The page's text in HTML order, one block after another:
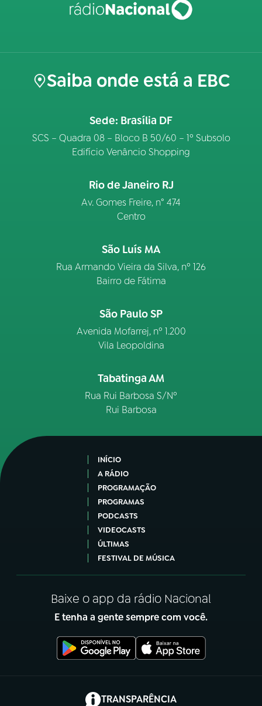
Saiba onde está a EBC
Sede: Brasília DF
SCS – Quadra 08 – Bloco B 50/60 – 1º Subsolo
Edifício Venâncio Shopping
Rio de Janeiro RJ
Av. Gomes Freire, n° 474
Centro
São Luís MA
Rua Armando Vieira da Silva, nº 126
Bairro de Fátima
São Paulo SP
Avenida Mofarrej, nº 1.200
Vila Leopoldina
Tabatinga AM
Rua Rui Barbosa S/Nº
Rui Barbosa
INÍCIO
A RÁDIO
PROGRAMAÇÃO
PROGRAMAS
PODCASTS
VIDEOCASTS
ÚLTIMAS
FESTIVAL DE MÚSICA
Baixe o app da rádio Nacional
E tenha a gente sempre com você.
TRANSPARÊNCIA
(abre em nova aba)